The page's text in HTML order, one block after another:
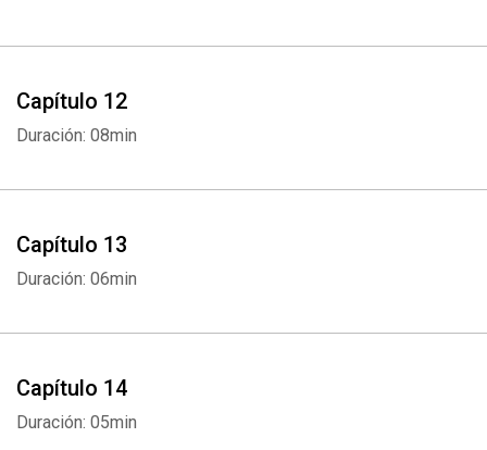
Capítulo 12
Duración: 08min
Capítulo 13
Duración: 06min
Capítulo 14
Duración: 05min